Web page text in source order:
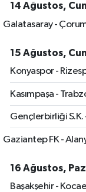
14 Ağustos,
Galatasaray -
15 Ağustos,
Konyaspor -
Kasımpaşa -
Gençlerbirliği S.K.
Gaziantep FK -
16 Ağustos,
Başakşehir -